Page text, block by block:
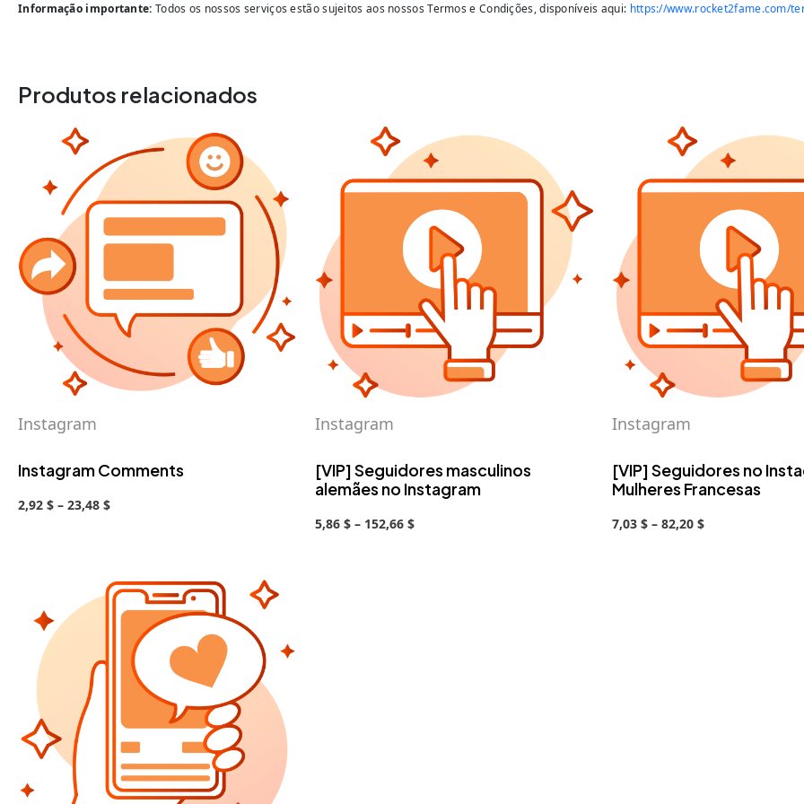
Informação importante: Todos os nossos serviços estão sujeitos aos nossos Termos e Condições, disponíveis aqui: https://www.rocket2fame.com/
Produtos relacionados
Instagram
Instagram Comments
2,92 $ – 23,48 $
Instagram
[VIP] Seguidores masculinos
alemães no Instagram
5,86 $ – 152,66 $
Instagram
[VIP] Seguidores no
Mulheres Francesas
7,03 $ – 82,20 $